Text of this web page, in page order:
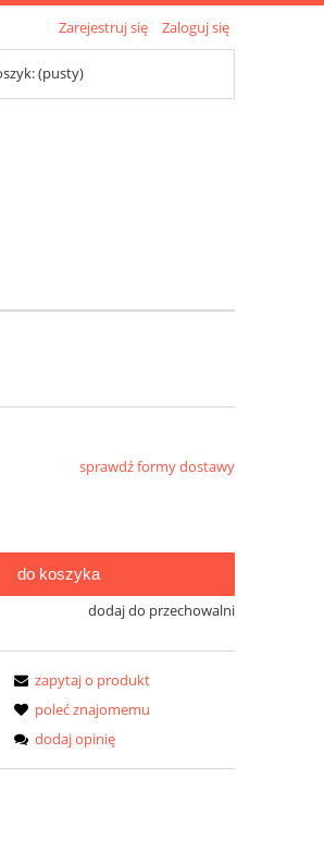
Zarejestruj się Zaloguj się
(pusty)
sprawdź formy dostawy
do koszyka
dodaj do przechowalni
zapytaj o produkt
poleć znajomemu
dodaj opinię